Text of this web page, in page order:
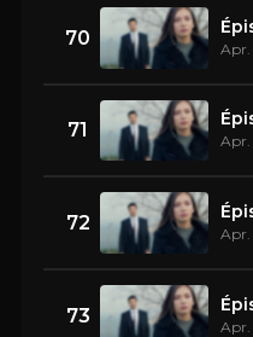
70 Apr.
71 Apr.
72 Apr.
73 Apr.